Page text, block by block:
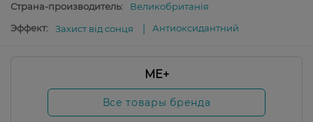
Страна-производитель:
Великобританія
Эффект:
Захист від сонця Антиоксидантний
ME+
Все товары бренда